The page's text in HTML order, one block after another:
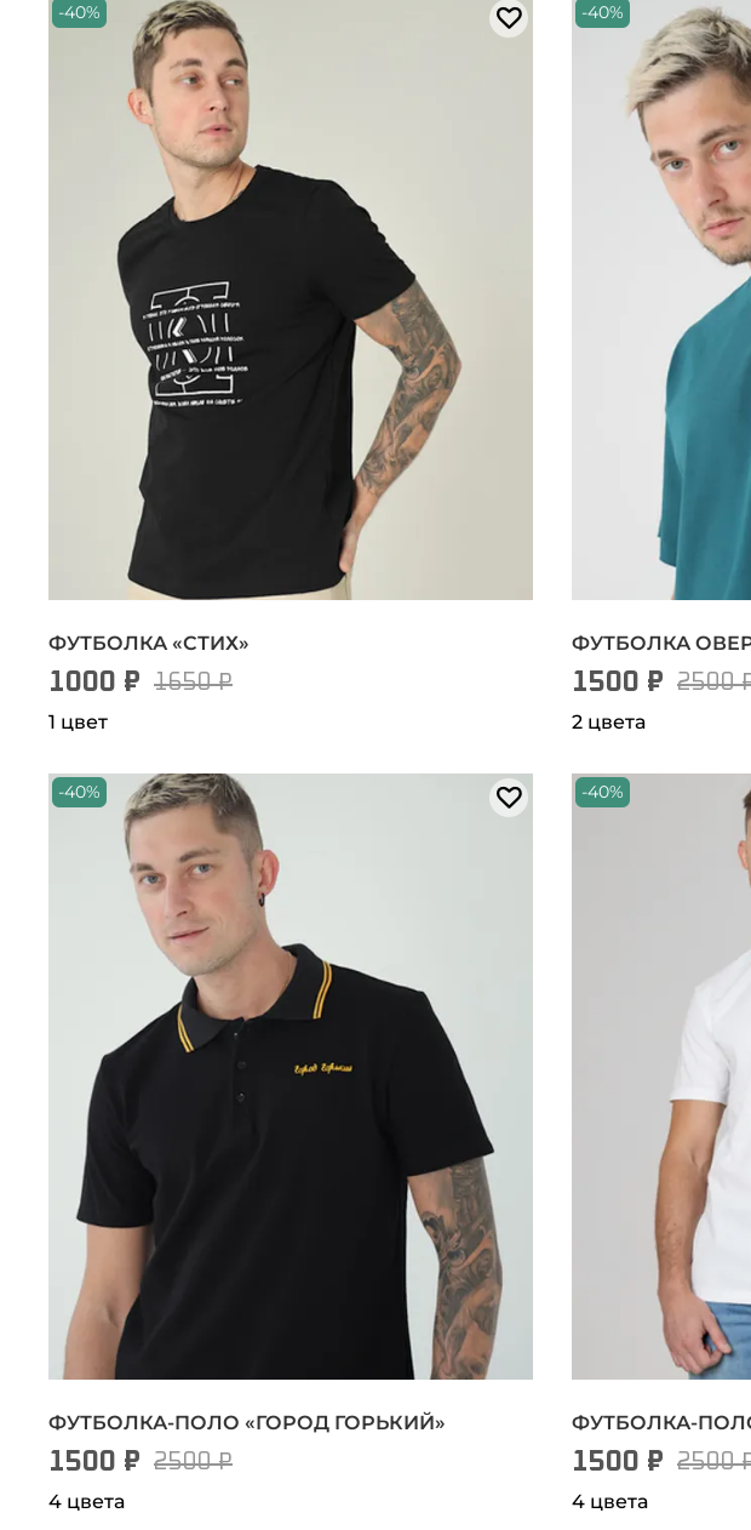
-40%
ФУТБОЛКА «СТИХ»
1000 ₽ 1650 ₽
1 цвет
-40%
ФУТБОЛКА
1500 ₽ 2500
2 цвета
-40%
ФУТБОЛКА-ПОЛО «ГОРОД ГОРЬКИЙ»
1500 ₽ 2500 ₽
4 цвета
-40%
ФУТБОЛКА-
1500 ₽ 2500
4 цвета